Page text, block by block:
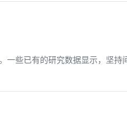
一些已有的研究数据显示，坚持